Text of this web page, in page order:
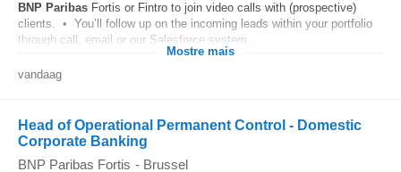
BNP Paribas Fortis or Fintro to join video calls with (prospective)
clients. • You’ll follow up on the incoming leads within your portfolio
through call, email or our Salesforce system...
Mostre mais
vandaag
Head of Operational Permanent Control - Domestic
Corporate Banking
BNP Paribas Fortis - Brussel